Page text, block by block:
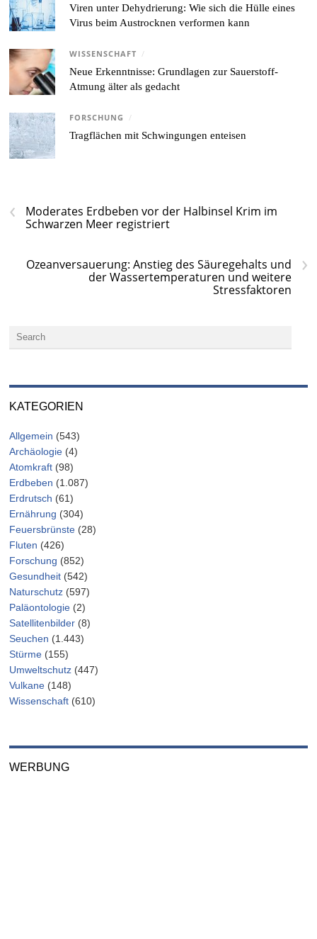
Viren unter Dehydrierung: Wie sich die Hülle eines
Virus beim Austrocknen verformen kann
WISSENSCHAFT /
Neue Erkenntnisse: Grundlagen zur Sauerstoff-
Atmung älter als gedacht
FORSCHUNG /
Tragflächen mit Schwingungen enteisen
‹
Moderates Erdbeben vor der Halbinsel Krim im
Schwarzen Meer registriert
›
Ozeanversauerung: Anstieg des Säuregehalts und
der Wassertemperaturen und weitere
Stressfaktoren
KATEGORIEN
Allgemein (543)
Archäologie (4)
Atomkraft (98)
Erdbeben (1.087)
Erdrutsch (61)
Ernährung (304)
Feuersbrünste (28)
Fluten (426)
Forschung (852)
Gesundheit (542)
Naturschutz (597)
Paläontologie (2)
Satellitenbilder (8)
Seuchen (1.443)
Stürme (155)
Umweltschutz (447)
Vulkane (148)
Wissenschaft (610)
WERBUNG